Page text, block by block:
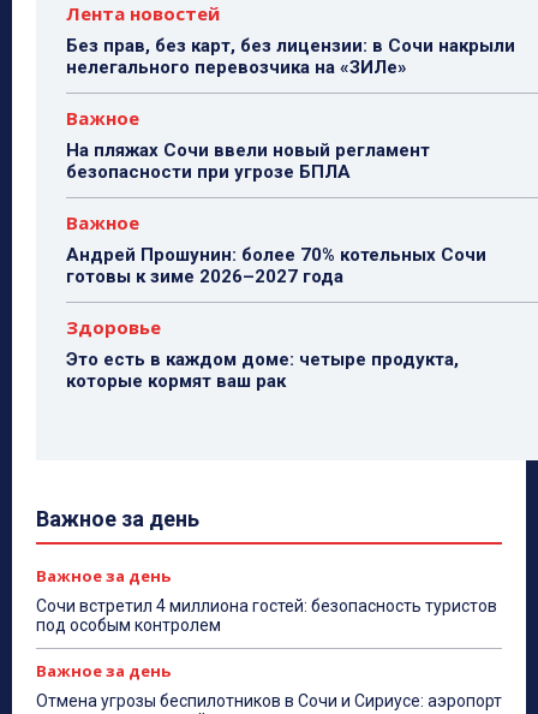
Лента новостей
Без прав, без карт, без лицензии: в Сочи накрыли
нелегального перевозчика на «ЗИЛе»
Важное
На пляжах Сочи ввели новый регламент
безопасности при угрозе БПЛА
Важное
Андрей Прошунин: более 70% котельных Сочи
готовы к зиме 2026–2027 года
Здоровье
Это есть в каждом доме: четыре продукта,
которые кормят ваш рак
Важное за день
Важное за день
Сочи встретил 4 миллиона гостей: безопасность туристов
под особым контролем
Важное за день
Отмена угрозы беспилотников в Сочи и Сириусе: аэропорт